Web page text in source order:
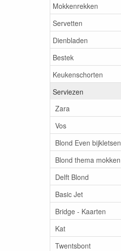
Mokkenrekken
Servetten
Dienbladen
Bestek
Keukenschorten
Serviezen
Zara
Vos
Blond Even bijkletsen
Blond thema mokken
Delft Blond
Basic Jet
Bridge - Kaarten
Kat
Twentsbont